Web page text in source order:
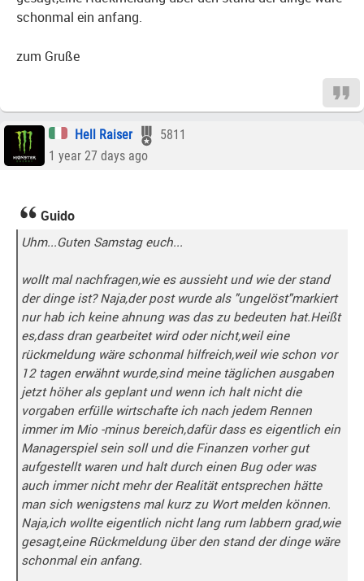
schonmal ein anfang.
zum Gruße
Hell Raiser
5811
1 year 27 days ago
Guido
Uhm...Guten Samstag euch...
wollt mal nachfragen,wie es aussieht und wie der stand
der dinge ist? Naja,der post wurde als "ungelöst"markiert
nur hab ich keine ahnung was das zu bedeuten hat.Heißt
es,dass dran gearbeitet wird oder nicht,weil eine
rückmeldung wäre schonmal hilfreich,weil wie schon vor
12 tagen erwähnt wurde,sind meine täglichen ausgaben
jetzt höher als geplant und wenn ich halt nicht die
vorgaben erfülle wirtschafte ich nach jedem Rennen
immer im Mio -minus bereich,dafür dass es eigentlich ein
Managerspiel sein soll und die Finanzen vorher gut
aufgestellt waren und halt durch einen Bug oder was
auch immer nicht mehr der Realität entsprechen hätte
man sich wenigstens mal kurz zu Wort melden können.
Naja,ich wollte eigentlich nicht lang rum labbern grad,wie
gesagt,eine Rückmeldung über den stand der dinge wäre
schonmal ein anfang.